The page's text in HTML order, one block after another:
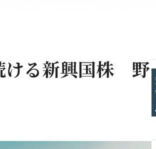
ける新興国株 野